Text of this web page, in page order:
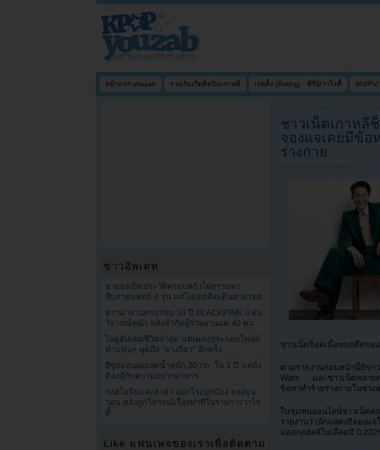
หน้าแรก youzab รวมวันเกิดศิลปินเกาหลี เรตติ้ง (Rating) : ซีรี่ย์/วาไรตี้ MV/
ชาวเน็ตเกาหลี
จองแจเคยมีข้อ
ร่างกาย
UNCATEGORIZED
ชาวเน็ตช็อคเมื่อพบอดีตขอ
ตามรายงานก่อนหน้านี้มีข่า
Wars และชาวเน็ตหลายค
ข้อหาทำร้ายร่างกายในช่วง
ในชุมชนออนไลน์ชาวเน็ต
รายงานว่านักแสดงอีจอง
แอลกอฮอล์ในเลือดมี
ข่าวอัพเดท
ฮายองเปิดประวัติครอบครัวไม่ธรรมดา
สืบสายแพทย์ 4 รุ่น แต่ไม่เคยคิดเดินตามรอย
ดราม่างานครบรอบ 10 ปี BLACKPINK แฟน
วิจารณ์หนัก หลังจำกัดผู้ร่วมงานแค่ 40 คน
ไอยูอัปเดตชีวิตล่าสุด แต่เพลงประกอบโพสต์
ทำแฟนๆ พูดถึง “จางกีฮา” อีกครั้ง
อีซูฮยอนเผยลดน้ำหนัก 30 กก. ใน 1 ปี แต่ยัง
ต้องสู้กับความอยากอาหาร
กงฮโยจินและฮาฮ่า ออกโรงปกป้อง จองจุน
วอน หลังถูกวิจารณ์เรื่องท่าทีในรายการวาไร
ตี้
Like แฟนเพจของเราเพื่อติดตาม